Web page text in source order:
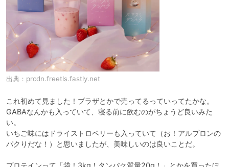
出典： prcdn.freetls.fastly.net
これ初めて見ました！プラザとかで売ってるっていってたかな。
GABAなんかも入っていて、寝る前に飲むのがちょうど良いみた
い。
いちご味にはドライストロベリーも入っていて（お！アルプロンの
パクりだな！）と思いましたが、美味しいのは良いことだ。